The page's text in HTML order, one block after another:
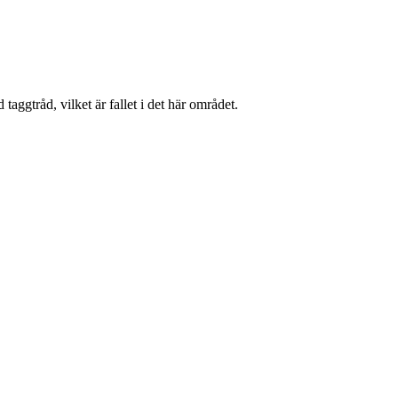
taggtråd, vilket är fallet i det här området.